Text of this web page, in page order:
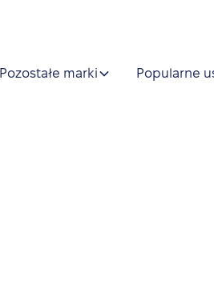
Pozostałe marki Popularne